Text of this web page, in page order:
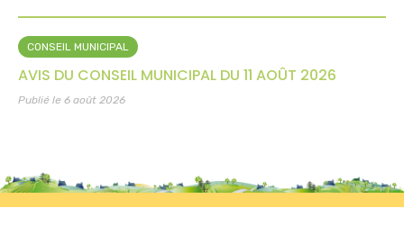
CONSEIL MUNICIPAL
AVIS DU CONSEIL MUNICIPAL DU 11 AOÛT 2026
Publié le 6 août 2026